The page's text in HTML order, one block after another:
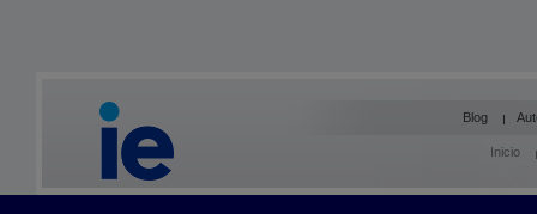
Blog
Inicio